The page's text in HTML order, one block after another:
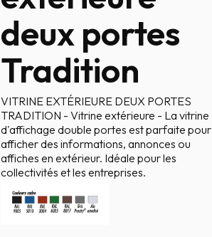
deux portes
Tradition
VITRINE EXTÉRIEURE DEUX PORTES
TRADITION - Vitrine extérieure - La vitrine
d'affichage double portes est parfaite pour
afficher des informations, annonces ou
affiches en extérieur. Idéale pour les
collectivités et les entreprises.